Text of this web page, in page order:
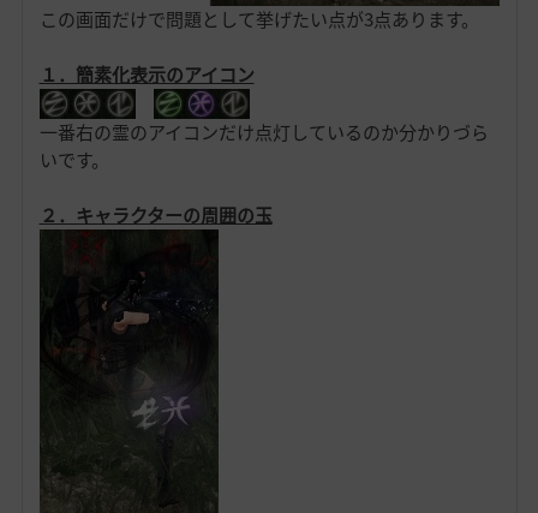
この画面だけで問題として挙げたい点が3点あります。
１．簡素化表示のアイコン
一番右の霊のアイコンだけ点灯しているのか分かりづら
いです。
２．キャラクターの周囲の玉